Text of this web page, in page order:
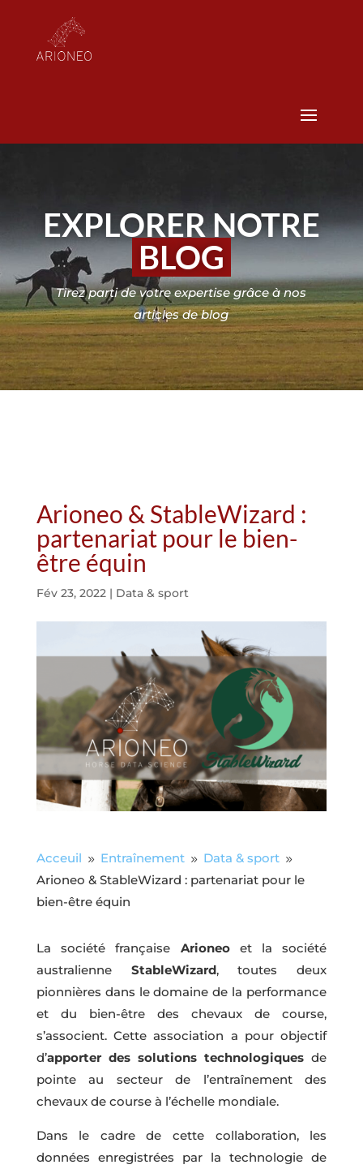
EXPLORER NOTRE
BLOG
Tirez parti de votre expertise grâce à nos
articles de blog
Arioneo & StableWizard :
partenariat pour le bien-
être équin
Fév 23, 2022| Data & sport
Acceuil 9 Entraînement 9 Data & sport 9
Arioneo & StableWizard : partenariat pour le
bien-être équin
La société française Arioneoet la société
australienne StableWizard, toutes deux
pionnières dans le domaine de la performance
et du bien-être des chevaux de course,
s’associent. Cette association a pour objectif
d’apporter des solutions technologiques de
pointe au secteur de l’entraînement des
chevaux de course à l’échelle mondiale.
Dans le cadre de cette collaboration, les
données enregistrées par la technologie de